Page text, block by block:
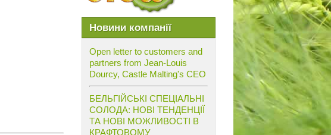
Новини компанії
Open letter to customers and
partners from Jean-Louis
Dourcy, Castle Malting's CEO
БЕЛЬГІЙСЬКІ СПЕЦІАЛЬНІ
СОЛОДА: НОВІ ТЕНДЕНЦІЇ
ТА НОВІ МОЖЛИВОСТІ В
КРАФТОВОМУ